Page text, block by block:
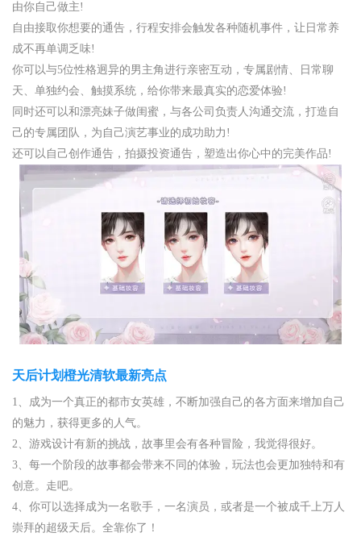
由你自己做主!
自由接取你想要的通告，行程安排会触发各种随机事件，让日常养
成不再单调乏味!
你可以与5位性格迥异的男主角进行亲密互动，专属剧情、日常聊
天、单独约会、触摸系统，给你带来最真实的恋爱体验!
同时还可以和漂亮妹子做闺蜜，与各公司负责人沟通交流，打造自
己的专属团队，为自己演艺事业的成功助力!
还可以自己创作通告，拍摄投资通告，塑造出你心中的完美作品!
天后计划橙光清软最新亮点
1、成为一个真正的都市女英雄，不断加强自己的各方面来增加自己
的魅力，获得更多的人气。
2、游戏设计有新的挑战，故事里会有各种冒险，我觉得很好。
3、每一个阶段的故事都会带来不同的体验，玩法也会更加独特和有
创意。走吧。
4、你可以选择成为一名歌手，一名演员，或者是一个被成千上万人
崇拜的超级天后。全靠你了！